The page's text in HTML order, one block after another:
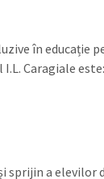
în educație
Caragiale
sprijin a elevilor